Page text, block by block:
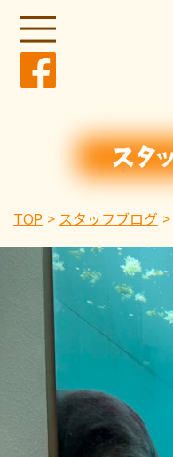
TOP スタッフブログ